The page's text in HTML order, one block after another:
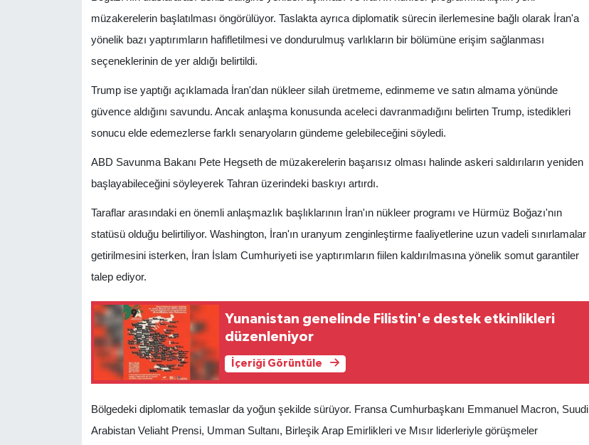
müzakerelerin başlatılması öngörülüyor. Taslakta ayrıca diplomatik sürecin ilerlemesine bağlı olarak İran'a
yönelik bazı yaptırımların hafifletilmesi ve dondurulmuş varlıkların bir bölümüne erişim sağlanması
seçeneklerinin de yer aldığı belirtildi.
Trump ise yaptığı açıklamada İran'dan nükleer silah üretmeme, edinmeme ve satın almama yönünde
güvence aldığını savundu. Ancak anlaşma konusunda aceleci davranmadığını belirten Trump, istedikleri
sonucu elde edemezlerse farklı senaryoların gündeme gelebileceğini söyledi.
ABD Savunma Bakanı Pete Hegseth de müzakerelerin başarısız olması halinde askeri saldırıların yeniden
başlayabileceğini söyleyerek Tahran üzerindeki baskıyı artırdı.
Taraflar arasındaki en önemli anlaşmazlık başlıklarının İran'ın nükleer programı ve Hürmüz Boğazı'nın
statüsü olduğu belirtiliyor. Washington, İran'ın uranyum zenginleştirme faaliyetlerine uzun vadeli sınırlamalar
getirilmesini isterken, İran İslam Cumhuriyeti ise yaptırımların fiilen kaldırılmasına yönelik somut garantiler
talep ediyor.
Yunanistan genelinde Filistin'e destek etkinlikleri
düzenleniyor
İçeriği Görüntüle
Bölgedeki diplomatik temaslar da yoğun şekilde sürüyor. Fransa Cumhurbaşkanı Emmanuel Macron, Suudi
Arabistan Veliaht Prensi, Umman Sultanı, Birleşik Arap Emirlikleri ve Mısır liderleriyle görüşmeler